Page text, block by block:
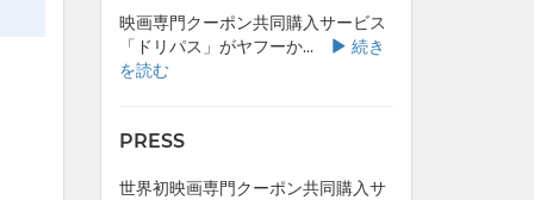
映画専門クーポン共同購入サービス
「ドリパス」がヤフーか...
続き
を読む
PRESS
世界初映画専門クーポン共同購入サ